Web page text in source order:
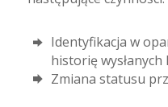
Identyfikacja w
historię wysłanych
Zmiana statusu